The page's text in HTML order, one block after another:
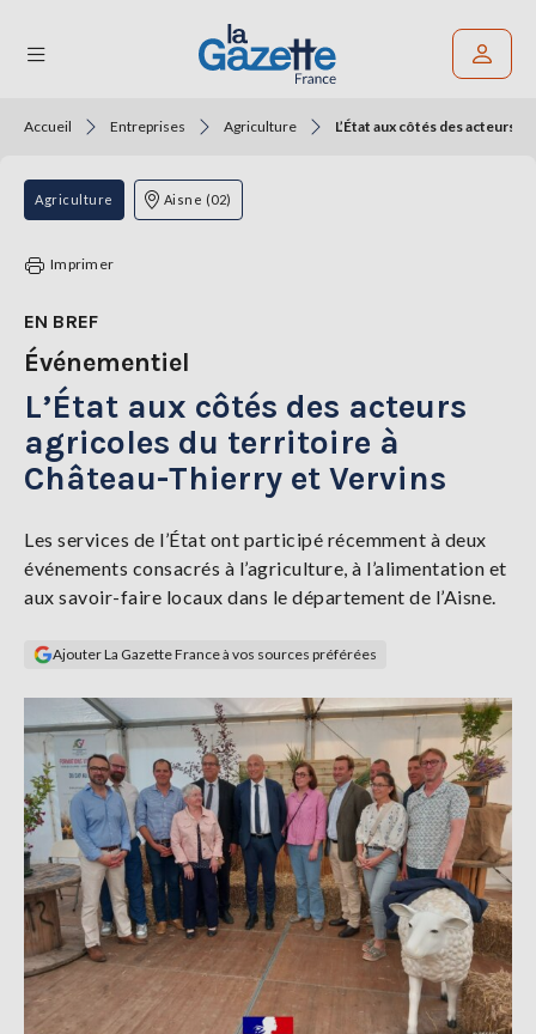
THÉMATIQUES
RÉGIONS
TENDANCES
SERVICES
LA
GAZETTE
Se
connecter
S'abonner
Accueil Entreprises Agriculture L’État aux côtés des acteurs
Agriculture Aisne (02)
Imprimer
EN BREF
Événementiel
L’État aux côtés des acteurs
agricoles du territoire à
Château-Thierry et Vervins
Les services de l’État ont participé récemment à deux
événements consacrés à l’agriculture, à l’alimentation et
aux savoir-faire locaux dans le département de l’Aisne.
Ajouter La Gazette France à vos sources préférées